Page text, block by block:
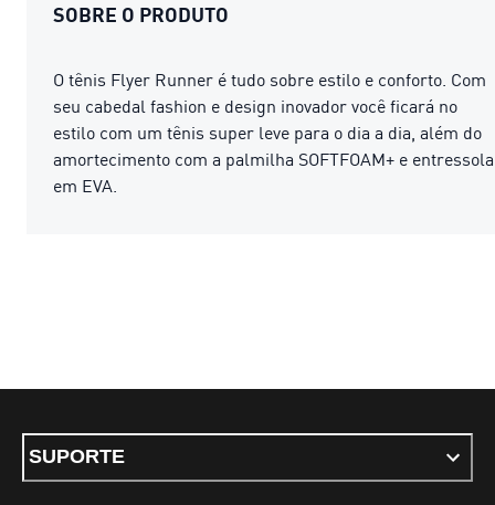
SOBRE O PRODUTO
O tênis Flyer Runner é tudo sobre estilo e conforto. Com
seu cabedal fashion e design inovador você ficará no
estilo com um tênis super leve para o dia a dia, além do
amortecimento com a palmilha SOFTFOAM+ e entressola
em EVA.
SUPORTE